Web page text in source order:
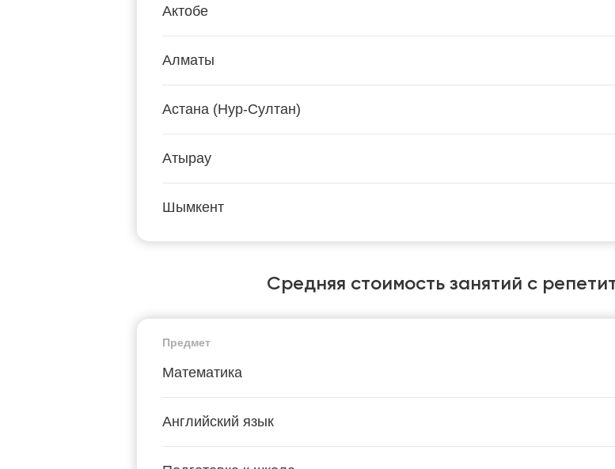
Актобе
Алматы
Астана (Нур-Султан)
Атырау
Шымкент
Средняя стоимость занятий с
Предмет
Математика
Английский язык